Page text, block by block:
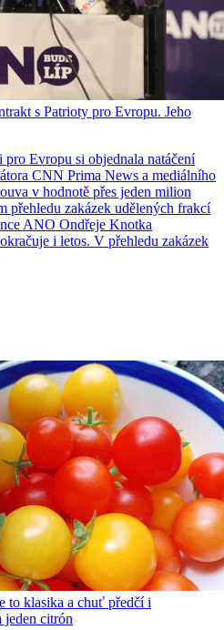
s Patrioty pro Evropu. Jeho
Evropu si objednala natáčení
CNN Prima News a mediálního
v hodnotě přes jeden milion
přehledu zakázek udělených frakcí
ANO Ondřeje Knotka
i letos. V přehledu zakázek
to klasika a chuť předčí i
jeden citrón